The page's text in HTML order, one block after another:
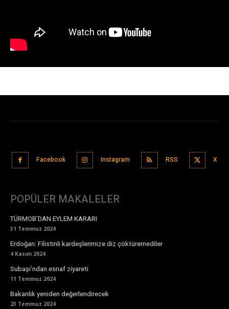
Facebook Instagram RSS X
POPÜLER MAKALELER
TÜRMOB’DAN EYLEM KARARI
31 Temmuz 2024
Erdoğan: Filistinli kardeşlerimize diz çöktüremediler
4 Kasım 2024
Subaşı’ndan esnaf ziyareti
11 Temmuz 2024
Bakanlık yeniden değerlendirecek
23 Temmuz 2024